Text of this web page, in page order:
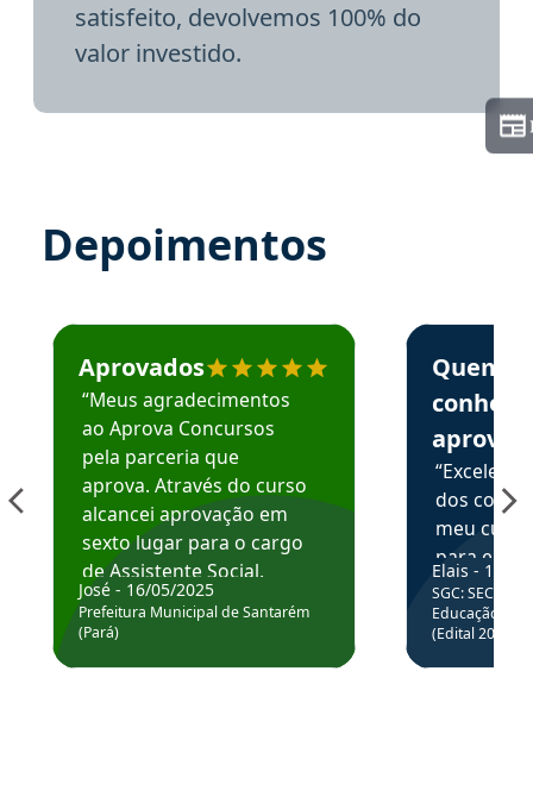
satisfeito, devolvemos 100% do
valor investido.
Depoimentos
Estudante José recomenda o Aprova Concursos em
Aprovados
“Meus agradecimentos
ao Aprova Concursos
pela parceria que
aprova. Através do curso
alcancei aprovação em
sexto lugar para o cargo
de Assistente Social.
Hoje estou atuando na
Prefeitura de Santarém.
José - 16/05/2025
Prefeitura Municipal de Santarém
(Pará)
Estudante
Quem
aprova
dos
meu
para
colocar
através
de
Elais - 15/
SGC: SEC BA
Educação
(Edital